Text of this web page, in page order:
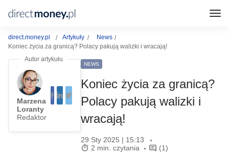
direct.money.pl Artykuły
News
Koniec życia za granicą? Polacy pakują walizki i wracają!
Marzena
Loranty
Redaktor
NEWS
Koniec życia za granicą?
Polacy pakują walizki i
wracają!
29 Sty 2025 | 15:13
2 min. czytania
(1)